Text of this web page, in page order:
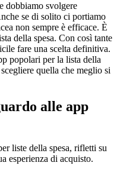
dobbiamo svolgere
se di solito ci portiamo
non sempre è efficace. È
della spesa. Con così tante
fare una scelta definitiva.
popolari per la lista della
quella che meglio si
alle app
liste della spesa, rifletti su
esperienza di acquisto.